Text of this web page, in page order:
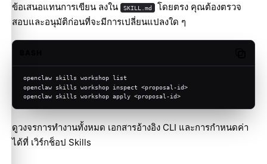
ข้อเสนอแทนการเขียน ลงใน
SKILL.md โดยตรง คุณต้องตรวจ
สอบและอนุมัติก่อนที่จะมีการเปลี่ยนแปลงใด ๆ
openclaw skills workshop list
openclaw skills workshop inspect <proposal-id>
openclaw skills workshop apply <proposal-id>
ดูวงจรการทำงานทั้งหมด เอกสารอ้างอิง CLI และการกำหนดค่า
ได้ที่ เวิร์กช็อป Skills